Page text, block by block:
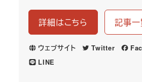
詳細はこちら 記事
ウェブサイト Twitter
LINE